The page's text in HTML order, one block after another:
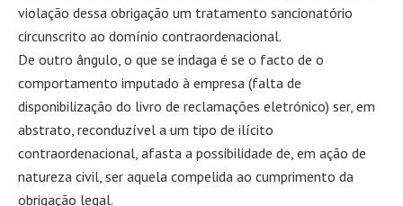
violação dessa obrigação um tratamento sancionatório
circunscrito ao domínio contraordenacional.
De outro ângulo, o que se indaga é se o facto de o
comportamento imputado à empresa (falta de
disponibilização do livro de reclamações eletrónico) ser, em
abstrato, reconduzível a um tipo de ilícito
contraordenacional, afasta a possibilidade de, em ação de
natureza civil, ser aquela compelida ao cumprimento da
obrigação legal.